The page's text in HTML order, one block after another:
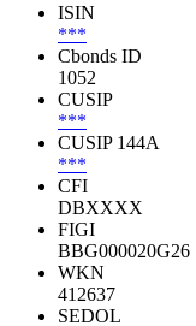
ISIN
***
Cbonds ID
1052
CUSIP
***
CUSIP 144A
***
CFI
DBXXXX
FIGI
BBG000020G26
WKN
412637
SEDOL